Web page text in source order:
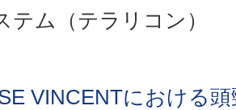
テム（テラリコン）
VINCENTにおける